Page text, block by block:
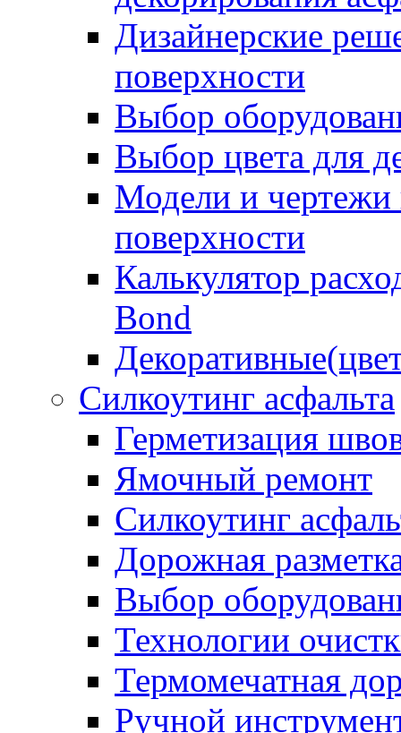
Дизайнерские
поверхности
Выбор
Выбор цвета для
Модели и чертежи
поверхности
Калькулятор
Bond
Силкоутинг асфальта
Герметизация
Ямочный ремонт
Силкоутинг
Дорожная
Выбор
Технологии
Термомечатная
Ручной